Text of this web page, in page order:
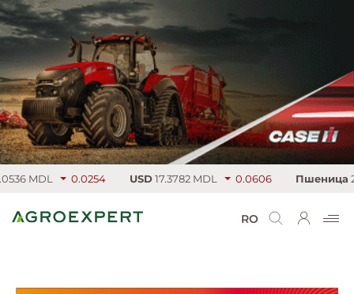
MDL 0.0254 USD17.3782 MDL 0.0606 Пшеница
RO